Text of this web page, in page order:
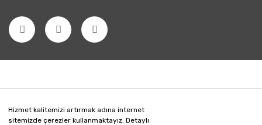
Hizmet kalitemizi artırmak adına internet
sitemizde çerezler kullanmaktayız. Detaylı